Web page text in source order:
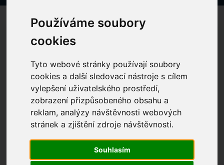
Používáme soubory
cookies
Tyto webové stránky používají soubory
cookies a další sledovací nástroje s cílem
vylepšení uživatelského prostředí,
zobrazení přizpůsobeného obsahu a
reklam, analýzy návštěvnosti webových
stránek a zjištění zdroje návštěvnosti.
Souhlasím
Jak vytvořit novou akci
Novou akci vytvořte v nástroji Účast na akci.
(KDE? Klienti – Účast na akci)